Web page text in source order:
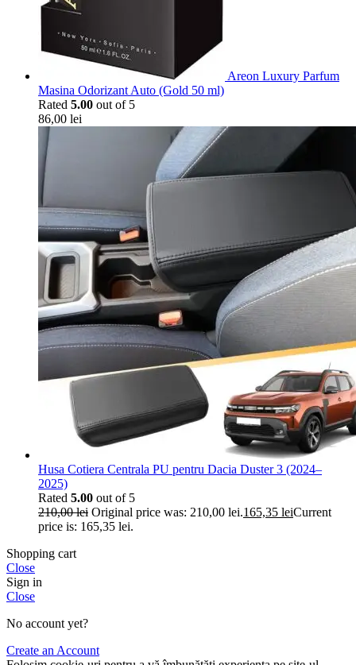
Areon Luxury Parfum
Masina Odorizant Auto (Gold 50 ml)
Rated 5.00 out of 5
86,00 lei
Husa Cotiera Centrala PU pentru Dacia Duster 3 (2024–
2025)
Rated 5.00 out of 5
210,00lei Original price was: 210,00 lei.165,35 leiCurrent
price is: 165,35 lei.
Shopping cart
Close
Sign in
Close
No account yet?
Create an Account